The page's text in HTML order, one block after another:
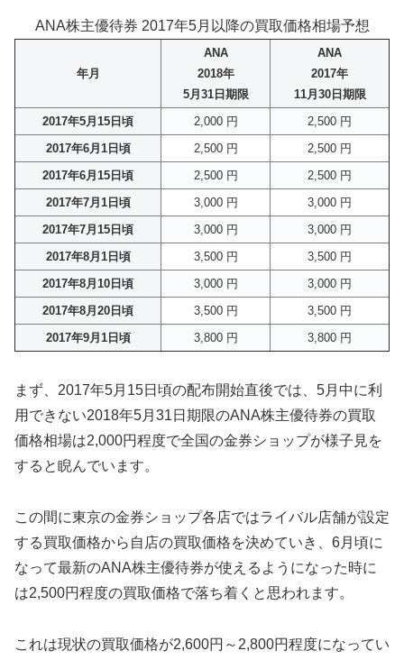
ANA株主優待券 2017年5月以降の買取価格相場予想
年月
ANA
2018年
5月31日期限
ANA
2017年
11月30日期限
2017年5月15日頃
2,000 円
2,500 円
2017年6月1日頃
2,500 円
2,500 円
2017年6月15日頃
2,500 円
2,500 円
2017年7月1日頃
3,000 円
3,000 円
2017年7月15日頃
3,000 円
3,000 円
2017年8月1日頃
3,500 円
3,500 円
2017年8月10日頃
3,000 円
3,000 円
2017年8月20日頃
3,500 円
3,500 円
2017年9月1日頃
3,800 円 3,800 円
まず、2017年5月15日頃の配布開始直後では、5月中に利
用できない2018年5月31日期限のANA株主優待券の買取
価格相場は2,000円程度で全国の金券ショップが様子見を
すると睨んでいます。
この間に東京の金券ショップ各店ではライバル店舗が設定
する買取価格から自店の買取価格を決めていき、6月頃に
なって最新のANA株主優待券が使えるようになった時に
は2,500円程度の買取価格で落ち着くと思われます。
これは現状の買取価格が2,600円～2,800円程度になってい